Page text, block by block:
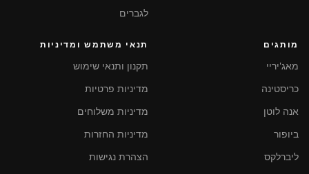
לגברים
מותגים
מאג'יריי
כריסטינה
אנה לוטן
ביופור
ליברלקס
תנאי משתמש ומדיניות
תקנון ותנאי שימוש
מדיניות פרטיות
מדיניות משלוחים
מדיניות החזרות
הצהרת נגישות